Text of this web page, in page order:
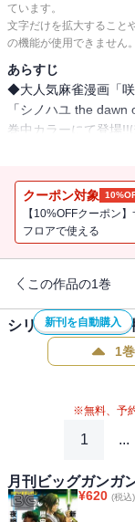
ています。
文字だけを拡大すること
の機能が使用できません。
あらすじ
◆大人気麻雀漫画「
「シノハユ the
巻中カラーにて登場
者。」もコミックス
別付録はついており
応募はできません。
【収録作品】「シノ
ンフォス） 作画：
案：しのとうこ／「
菊えりか 作画：ご
剣の魔術師と呼ばれ
Gilse 作画：黒須恵
／「モスクワ2160」
刊) 作画：関根光太
の裏でヤニ吸うふた
原作：裕時悠示(講
ー原案：藤真拓哉／
クーポン対象
【10%OFFクーポン
フロアで使える
この作品の1巻
新刊を自動購入
シリーズ作品(121
1
※無料、予
1 ...
月刊ビッグガンガ
¥620 (税込)